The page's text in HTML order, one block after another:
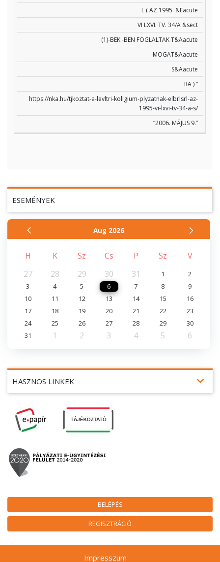
BELÉPÉS
REGISZTRÁCIÓ
HASZNOS LINKEK expand_more
ESEMÉNYEK
Aug 2026
H K Sz Cs P Sz
V
27
28 29 30 31 1
2
3
4 5 6 7 8
9
10
11 12 13 14 15
16
17
18 19 20 21 22
23
24
25 26 27 28 29
30
31
1 2 3 4 5 6
L ( AZ 1995. &Eacute
VI LXVI. TV. 34/A &sect
(1)-BEK.-BEN FOGLALTAK T&Aacute
MOGAT&Aacute
S&Aacute
RA ) “
https://nka.hu/tjkoztat-a-levltri-kollgium-plyzatnak-elbrlsrl-az-
1995-vi-lxvi-tv-34-a-s/
“2006. MÁJUS 9.”
Impresszum